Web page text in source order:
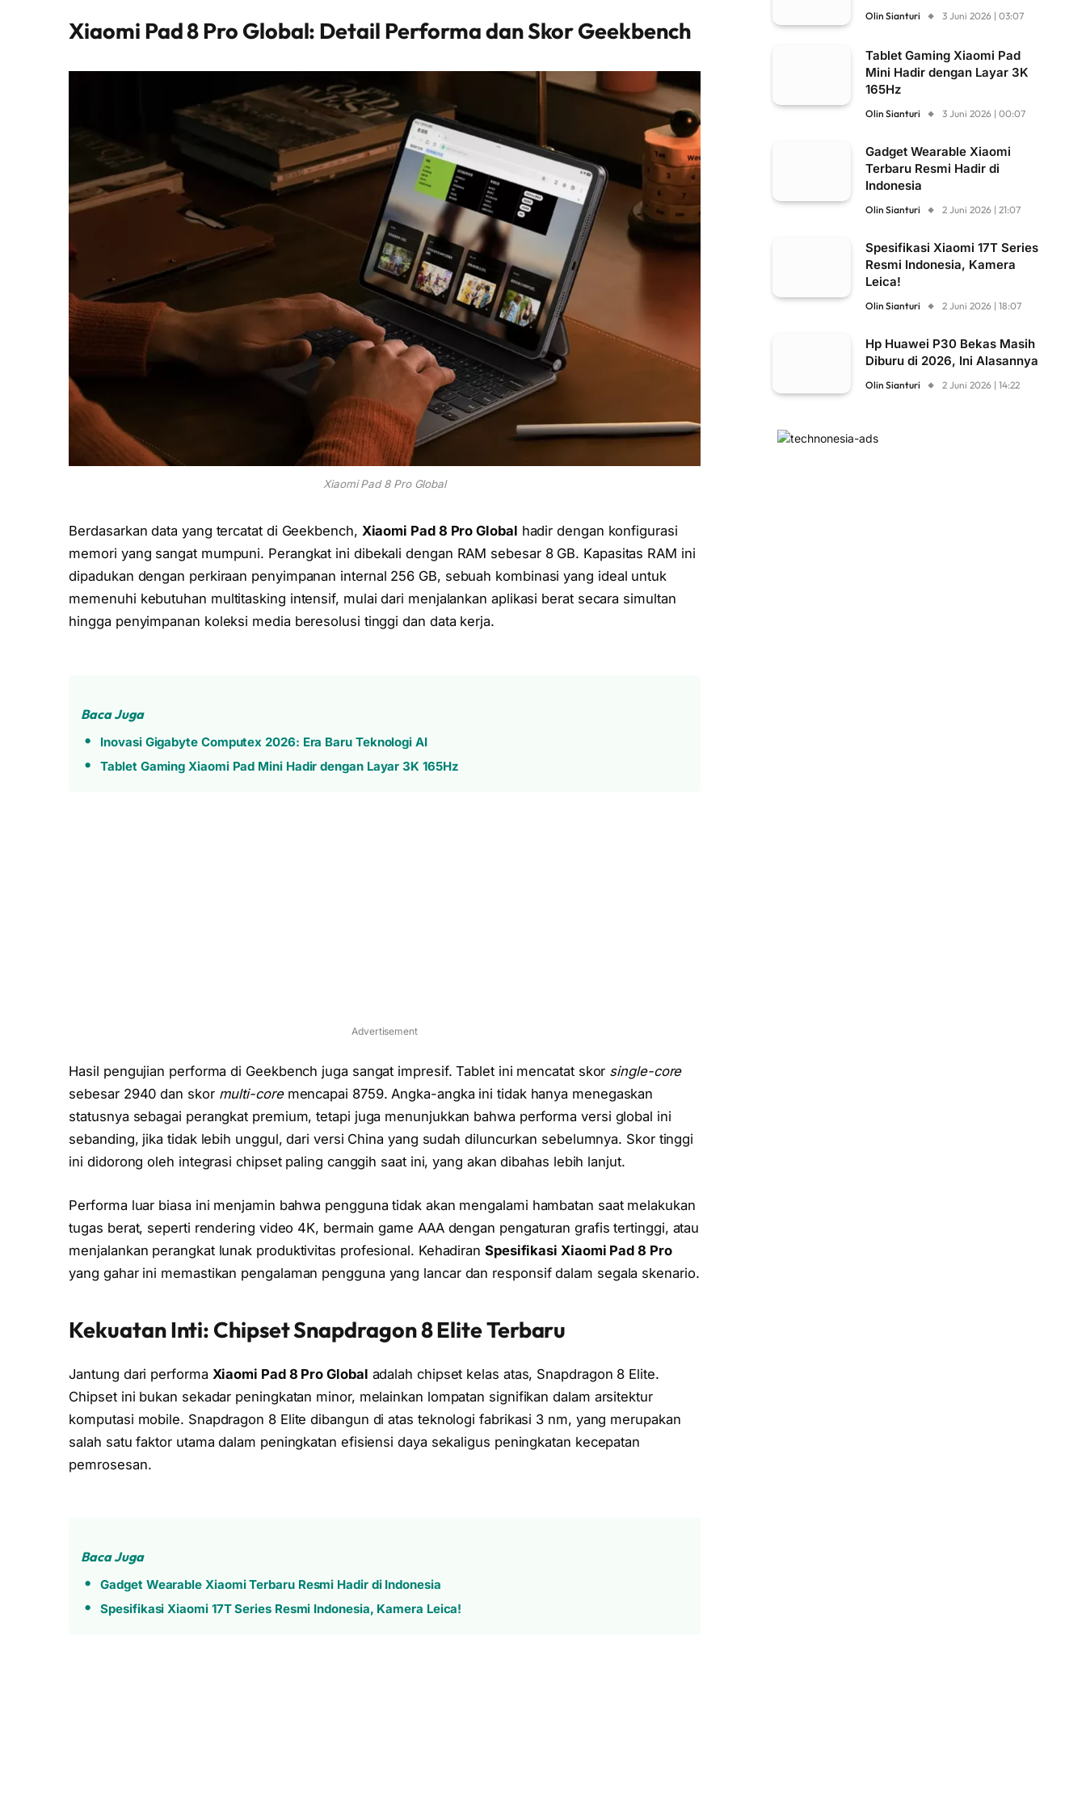
Xiaomi Pad 8 Pro Global: Detail Performa dan Skor Geekbench
Xiaomi Pad 8 Pro Global
Berdasarkan data yang tercatat di Geekbench, Xiaomi Pad 8 Pro Global hadir dengan konfigurasi
memori yang sangat mumpuni. Perangkat ini dibekali dengan RAM sebesar 8 GB. Kapasitas RAM ini
dipadukan dengan perkiraan penyimpanan internal 256 GB, sebuah kombinasi yang ideal untuk
memenuhi kebutuhan multitasking intensif, mulai dari menjalankan aplikasi berat secara simultan
hingga penyimpanan koleksi media beresolusi tinggi dan data kerja.
Baca Juga
Inovasi Gigabyte Computex 2026: Era Baru Teknologi AI
Tablet Gaming Xiaomi Pad Mini Hadir dengan Layar 3K 165Hz
Advertisement
Hasil pengujian performa di Geekbench juga sangat impresif. Tablet ini mencatat skor single-core
sebesar 2940 dan skor multi-coremencapai 8759. Angka-angka ini tidak hanya menegaskan
statusnya sebagai perangkat premium, tetapi juga menunjukkan bahwa performa versi global ini
sebanding, jika tidak lebih unggul, dari versi China yang sudah diluncurkan sebelumnya. Skor tinggi
ini didorong oleh integrasi chipset paling canggih saat ini, yang akan dibahas lebih lanjut.
Performa luar biasa ini menjamin bahwa pengguna tidak akan mengalami hambatan saat melakukan
tugas berat, seperti rendering video 4K, bermain game AAA dengan pengaturan grafis tertinggi, atau
menjalankan perangkat lunak produktivitas profesional. Kehadiran Spesifikasi Xiaomi Pad 8 Pro
yang gahar ini memastikan pengalaman pengguna yang lancar dan responsif dalam segala skenario.
Kekuatan Inti: Chipset Snapdragon 8 Elite Terbaru
Jantung dari performa Xiaomi Pad 8 Pro Global adalah chipset kelas atas, Snapdragon 8 Elite.
Chipset ini bukan sekadar peningkatan minor, melainkan lompatan signifikan dalam arsitektur
komputasi mobile. Snapdragon 8 Elite dibangun di atas teknologi fabrikasi 3 nm, yang merupakan
salah satu faktor utama dalam peningkatan efisiensi daya sekaligus peningkatan kecepatan
pemrosesan.
Baca Juga
Gadget Wearable Xiaomi Terbaru Resmi Hadir di Indonesia
Spesifikasi Xiaomi 17T Series Resmi Indonesia, Kamera Leica!
Olin Sianturi 3 Juni 2026 | 03:07
Tablet Gaming Xiaomi Pad
Mini Hadir dengan Layar 3K
165Hz
Olin Sianturi 3 Juni 2026 | 00:07
Gadget Wearable Xiaomi
Terbaru Resmi Hadir di
Indonesia
Olin Sianturi 2 Juni 2026 | 21:07
Spesifikasi Xiaomi 17T Series
Resmi Indonesia, Kamera
Leica!
Olin Sianturi 2 Juni 2026 | 18:07
Hp Huawei P30 Bekas Masih
Diburu di 2026, Ini Alasannya
Olin Sianturi 2 Juni 2026 | 14:22